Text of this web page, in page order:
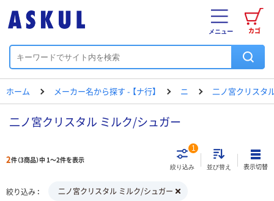
カゴ
メニュー
ホーム メーカー名から探す - 【ナ行】 ニ 二ノ宮クリスタ
二ノ宮クリスタル ミルク/シュガー
2件（3商品）中 1～2件を表示
絞り込み
1
並び替え 表示切替
絞り込み 二ノ宮クリスタル ミルク/シュガー